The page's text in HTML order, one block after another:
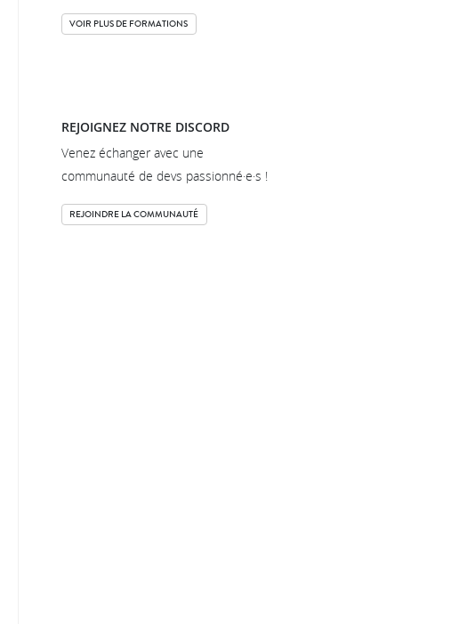
VOIR PLUS DE FORMATIONS
REJOIGNEZ NOTRE DISCORD
Venez échanger avec une
communauté de devs passionné·e·s !
REJOINDRE LA COMMUNAUTÉ